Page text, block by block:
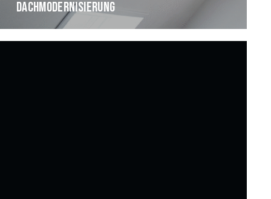
DACHMODERNISIERUNG